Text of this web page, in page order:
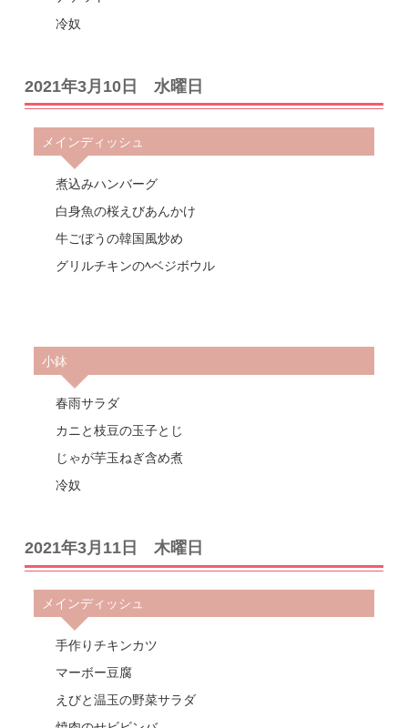
冷奴
2021年3月10日 水曜日
メインディッシュ
煮込みハンバーグ
白身魚の桜えびあんかけ
牛ごぼうの韓国風炒め
グリルチキンのﾍベジボウル
小鉢
春雨サラダ
カニと枝豆の玉子とじ
じゃが芋玉ねぎ含め煮
冷奴
2021年3月11日 木曜日
メインディッシュ
手作りチキンカツ
マーボー豆腐
えびと温玉の野菜サラダ